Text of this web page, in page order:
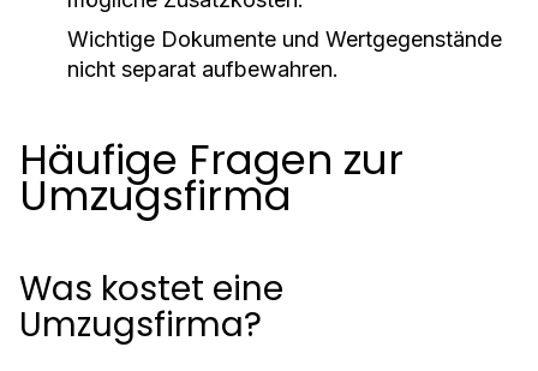
Wichtige Dokumente und Wertgegenstände
nicht separat aufbewahren.
Häufige Fragen zur
Umzugsfirma
Was kostet eine
Umzugsfirma?